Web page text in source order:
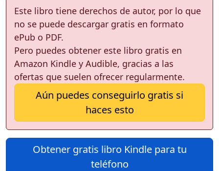
Este libro tiene derechos de autor, por lo que
no se puede descargar gratis en formato
ePub o PDF.
Pero puedes obtener este libro gratis en
Amazon Kindle y Audible, gracias a las
ofertas que suelen ofrecer regularmente.
Aún puedes conseguirlo gratis si
haces esto
Obtener gratis libro Kindle para tu
teléfono